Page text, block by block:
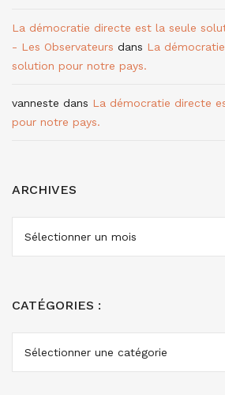
La démocratie directe est la seule
- Les Observateurs dans La
solution pour notre pays.
vanneste dans La démocratie directe
pour notre pays.
ARCHIVES
ARCHIVES
CATÉGORIES :
CATÉGORIES